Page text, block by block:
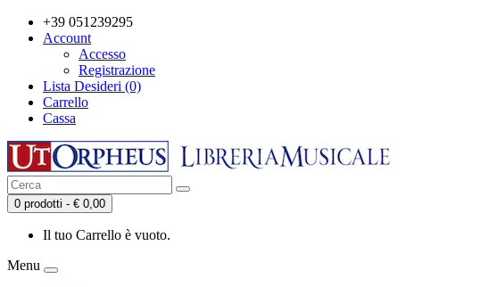
+39 051239295
Account
Accesso
Registrazione
Lista Desideri (0)
Carrello
Cassa
0 prodotti - € 0,00
Il tuo Carrello è vuoto.
Menu